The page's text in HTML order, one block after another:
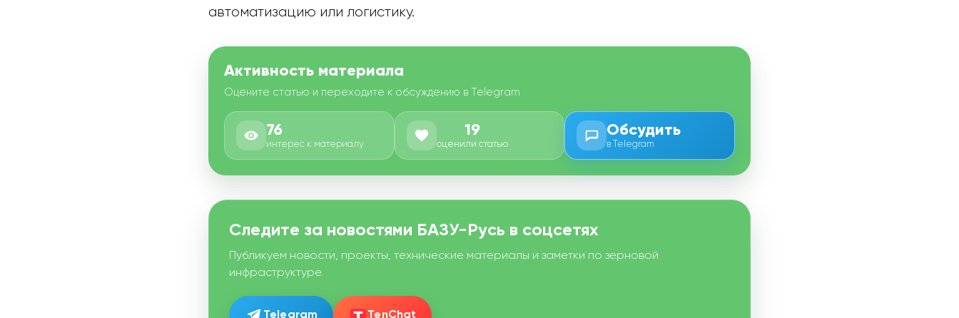
автоматизацию или логистику.
Активность материала
Оцените статью и переходите к обсуждению в Telegram
76
интерес к материалу
19
оценили статью
Обсудить
в Telegram
Следите за новостями БАЗУ-Русь в соцсетях
Публикуем новости, проекты, технические материалы и заметки по зерновой
инфраструктуре.
Telegram TenChat